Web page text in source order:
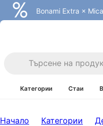
Bonami Extra ×
Категории Стаи
Начало Категории